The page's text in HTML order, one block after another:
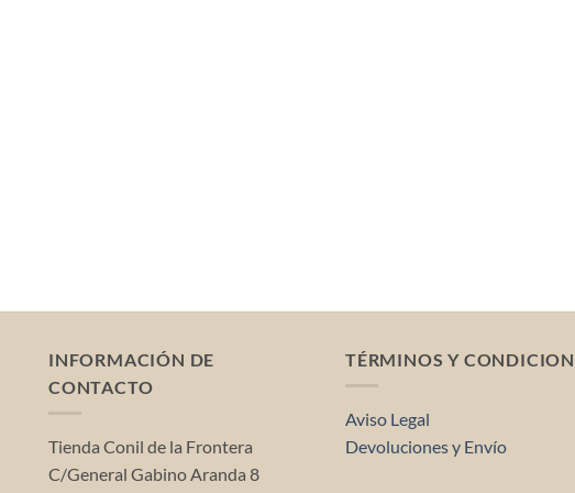
INFORMACIÓN DE
CONTACTO
Tienda Conil de la Frontera
C/General Gabino Aranda 8
TÉRMINOS Y
Aviso Legal
Devoluciones y Envío